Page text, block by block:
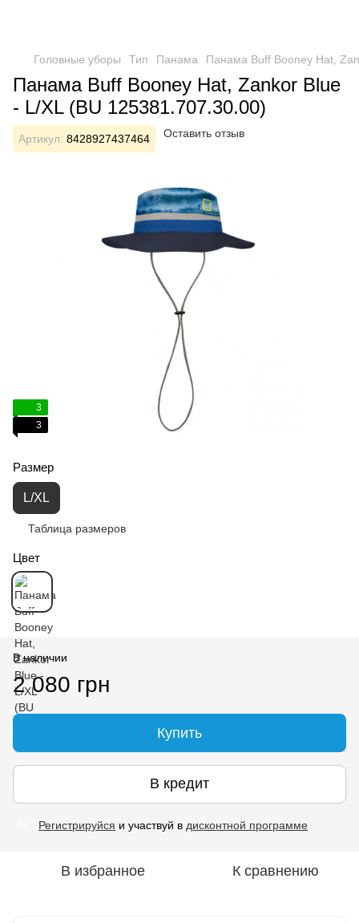
Головные уборы Тип Панама Панама Buff Booney Hat,
Панама Buff Booney Hat, Zankor Blue
- L/XL (BU 125381.707.30.00)
Артикул: 8428927437464 Оставить отзыв
3
3
Размер
L/XL
Таблица размеров
Цвет
В наличии
2 080 грн
Купить
В кредит
Регистрируйся и участвуй в дисконтной программе
В избранное К сравнению